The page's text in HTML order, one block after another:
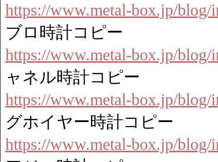
https://www.metal-box.jp/blog/
ブロ時計コピー
https://www.metal-box.jp/blog/
ャネル時計コピー
https://www.metal-box.jp/blog/
グホイヤー時計コピー
https://www.metal-box.jp/blog/